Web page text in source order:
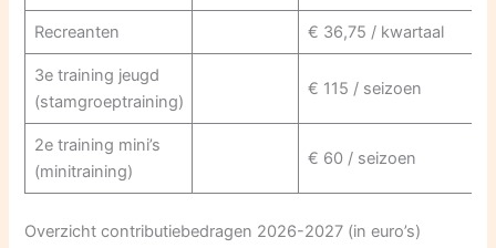
Recreanten € 36,75 / kwartaal
3e training jeugd
(stamgroeptraining)
€ 115 / seizoen
2e training mini’s
(minitraining)
€ 60 / seizoen
Overzicht contributiebedragen 2026-2027 (in euro’s)